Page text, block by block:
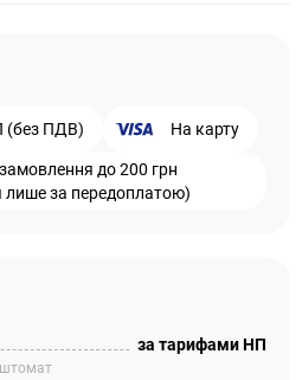
(без ПДВ) На карту
до 200 грн
лише за передоплатою)
за тарифами НП